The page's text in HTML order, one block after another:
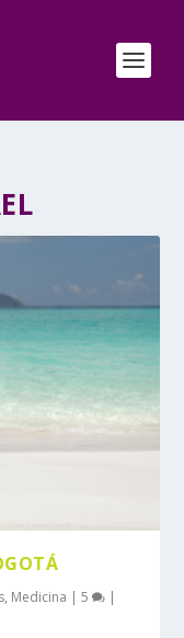
, Medicina |5 |